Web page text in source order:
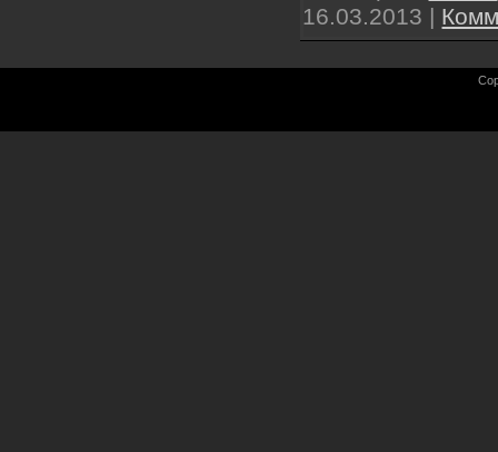
16.03.2013 |